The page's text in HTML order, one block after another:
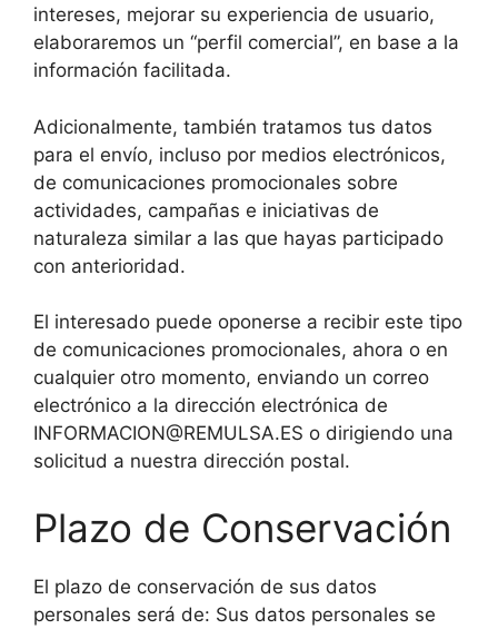
intereses, mejorar su experiencia de usuario,
elaboraremos un “perfil comercial”, en base a la
información facilitada.
Adicionalmente, también tratamos tus datos
para el envío, incluso por medios electrónicos,
de comunicaciones promocionales sobre
actividades, campañas e iniciativas de
naturaleza similar a las que hayas participado
con anterioridad.
El interesado puede oponerse a recibir este tipo
de comunicaciones promocionales, ahora o en
cualquier otro momento, enviando un correo
electrónico a la dirección electrónica de
INFORMACION@REMULSA.ES o dirigiendo una
solicitud a nuestra dirección postal.
Plazo de Conservación
El plazo de conservación de sus datos
personales será de: Sus datos personales se